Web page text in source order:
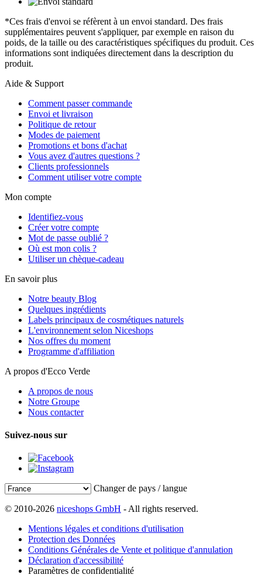
*Ces frais d'envoi se réfèrent à un envoi standard. Des frais
supplémentaires peuvent s'appliquer, par exemple en raison du
poids, de la taille ou des caractéristiques spécifiques du produit. Ces
informations sont indiquées directement dans la description du
produit.
Aide & Support
Comment passer commande
Envoi et livraison
Politique de retour
Modes de paiement
Promotions et bons d'achat
Vous avez d'autres questions ?
Clients professionnels
Comment utiliser votre compte
Mon compte
Identifiez-vous
Créer votre compte
Mot de passe oublié ?
Où est mon colis ?
Utiliser un chèque-cadeau
En savoir plus
Notre beauty Blog
Quelques ingrédients
Labels principaux de cosmétiques naturels
L'environnement selon Niceshops
Nos offres du moment
Programme d'affiliation
A propos d'Ecco Verde
A propos de nous
Notre Groupe
Nous contacter
Suivez-nous sur
Changer de pays / langue
© 2010-2026 niceshops GmbH - All rights reserved.
Mentions légales et conditions d'utilisation
Protection des Données
Conditions Générales de Vente et politique d'annulation
Déclaration d'accessibilité
Paramètres de confidentialité